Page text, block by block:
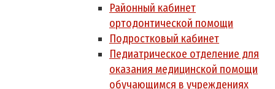
Районный кабинет
ортодонтической помощи
Подростковый кабинет
Педиатрическое отделение для
оказания медицинской помощи
обучающимся в учреждениях